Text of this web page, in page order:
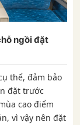
ngồi đặt
thể, đảm bảo
đặt trước
cao điểm
vì vậy nên đặt